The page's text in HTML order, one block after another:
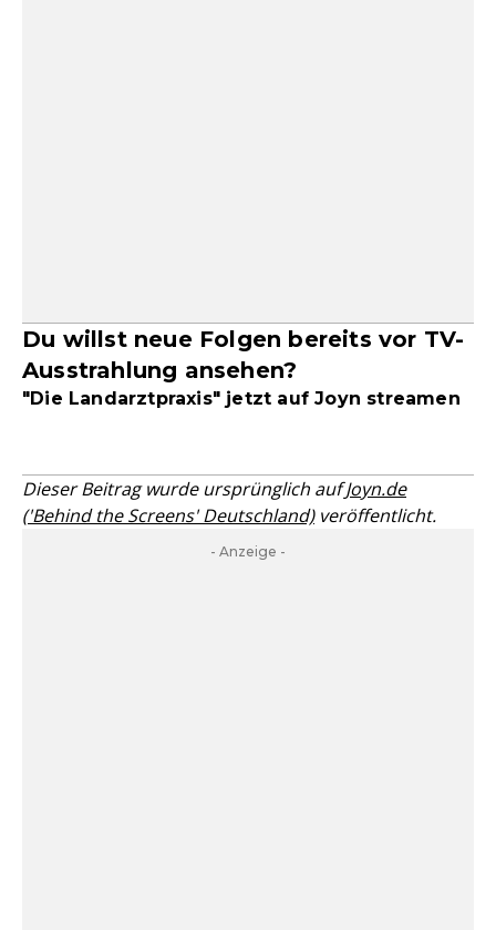
Du willst neue Folgen bereits vor TV-
Ausstrahlung ansehen?
"Die Landarztpraxis" jetzt auf Joyn streamen
Dieser Beitrag wurde ursprünglich aufJoyn.de
('Behind the Screens' Deutschland)veröffentlicht.
- Anzeige -